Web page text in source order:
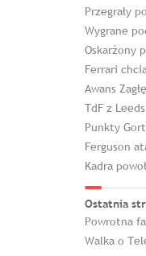
Przegrały
Wygrane
Oskarżony
Ferrari
Awans
TdF z Leeds
Punkty
Ferguson
Kadra
Ostatnia
Powrotna
Walka o